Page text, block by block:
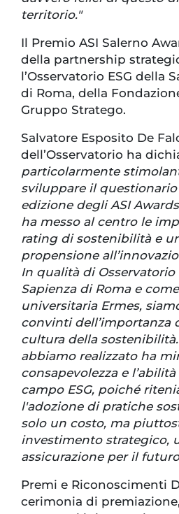
territorio."
Il Premio ASI Salerno
della partnership
l’Osservatorio ESG della
di Roma, della
Gruppo Stratego.
Salvatore Esposito De
dell’Osservatorio ha
particolarmente
sviluppare il
edizione degli ASI
ha messo al centro le
rating di sostenibilità e
propensione
In qualità di Osservatorio
Sapienza di Roma e
universitaria Ermes,
convinti dell’importanza
cultura della
abbiamo realizzato ha
consapevolezza e
campo ESG, poiché
l'adozione di pratiche
solo un costo, ma
investimento strategico,
assicurazione per il
Premi e Riconoscimenti
cerimonia di